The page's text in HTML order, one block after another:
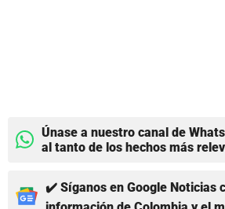
Únase a nuestro canal de
al tanto de los hechos más
✔️ Síganos en Google Noticias